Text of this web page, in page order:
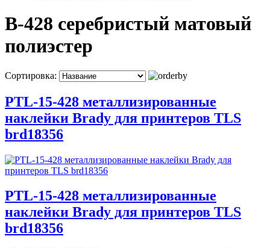
B-428 серебристый матовый
полиэстер
Сортировка:
PTL-15-428 металлизированные
наклейки Brady для принтеров TLS
brd18356
PTL-15-428 металлизированные
наклейки Brady для принтеров TLS
brd18356